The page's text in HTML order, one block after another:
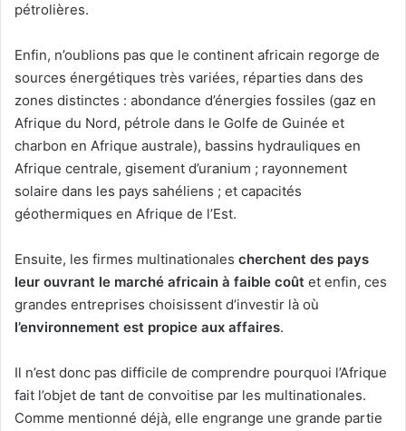
pétrolières.
Enfin, n’oublions pas que le continent africain regorge de
sources énergétiques très variées, réparties dans des
zones distinctes : abondance d’énergies fossiles (gaz en
Afrique du Nord, pétrole dans le Golfe de Guinée et
charbon en Afrique australe), bassins hydrauliques en
Afrique centrale, gisement d’uranium ; rayonnement
solaire dans les pays sahéliens ; et capacités
géothermiques en Afrique de l’Est.
Ensuite, les firmes multinationales cherchent des pays
leur ouvrant le marché africain à faible coût et enfin, ces
grandes entreprises choisissent d’investir là où
l’environnement est propice aux affaires.
Il n’est donc pas difficile de comprendre pourquoi l’Afrique
fait l’objet de tant de convoitise par les multinationales.
Comme mentionné déjà, elle engrange une grande partie